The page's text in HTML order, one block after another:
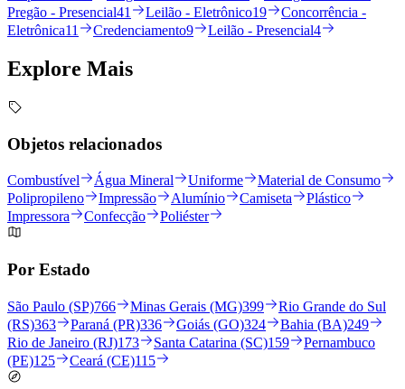
Pregão - Presencial41 Leilão - Eletrônico19
Concorrência -
Eletrônica11 Credenciamento9 Leilão - Presencial4
Explore Mais
Objetos relacionados
Combustível Água Mineral Uniforme
Material de Consumo
Polipropileno
Impressão Alumínio Camiseta
Plástico
Impressora
Confecção Poliéster
Por Estado
São Paulo (SP)766 Minas Gerais (MG)399
Rio Grande do Sul
(RS)363 Paraná (PR)336 Goiás (GO)324 Bahia (BA)249
Rio de Janeiro (RJ)173 Santa Catarina (SC)159
Pernambuco
(PE)125 Ceará (CE)115